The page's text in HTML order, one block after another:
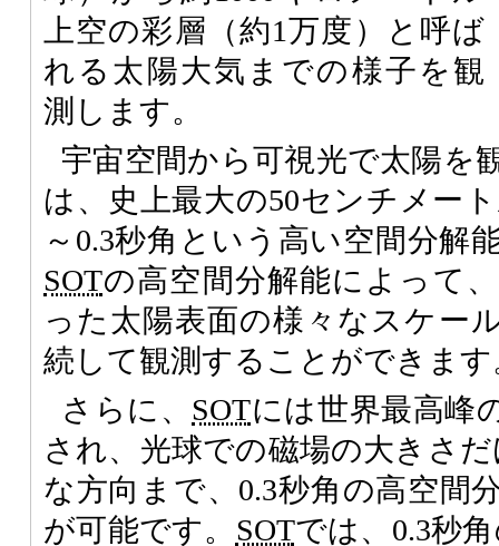
上空の彩層（約1万度）と呼ば
れる太陽大気までの様子を観
測します。
宇宙空間から可視光で太陽を
は、史上最大の50センチメー
～0.3秒角という高い空間分解
SOTの高空間分解能によって
った太陽表面の様々なスケー
続して観測することができます
さらに、 SOTには世界最高峰
され、光球での磁場の大きさ
な方向まで、0.3秒角の高空間
が可能です。 SOTでは、0.3秒